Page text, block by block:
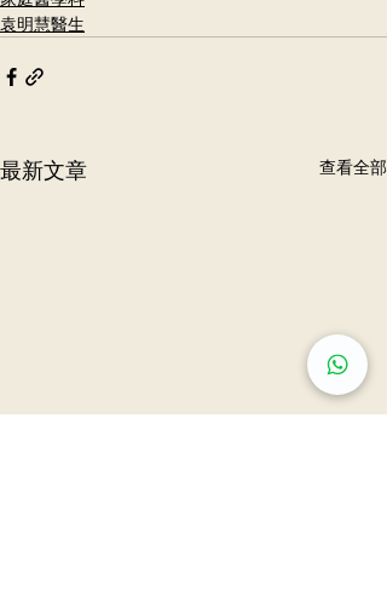
袁明慧醫生
最新文章 查看全部